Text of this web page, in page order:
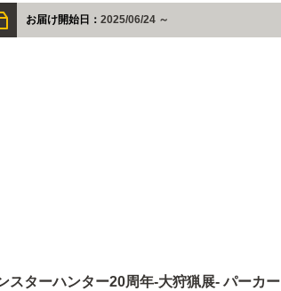
お届け開始日： 2025/06/24 ～
スターハンター20周年-大狩猟展- パーカー